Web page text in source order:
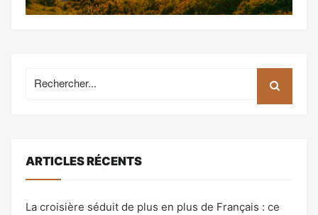
pour:
ARTICLES RÉCENTS
La croisière séduit de plus en plus de Français : ce